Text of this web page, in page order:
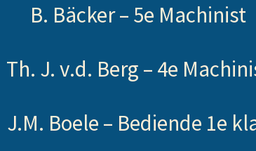
B. Bäcker – 5e Machinist
Th. J. v.d. Berg – 4e
J.M. Boele – Bediende 1e